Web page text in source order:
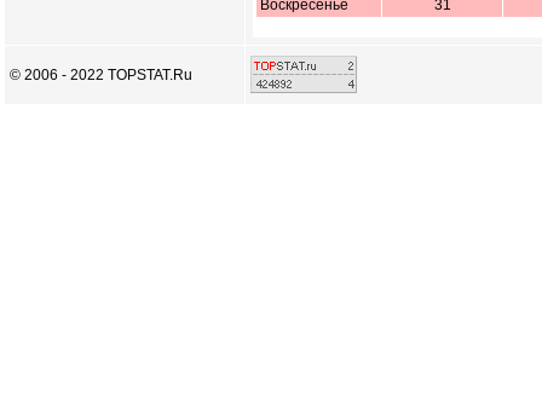
Воскресенье
31
© 2006 - 2022 TOPSTAT.Ru